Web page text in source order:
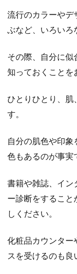
流行のカラーやデ
ぶなど、いろいろ
その際、自分に似
知っておくことを
ひとりひとり、肌
す。
自分の肌色や印
色もあるのが事実
書籍や雑誌、イン
ー診断をするこ
しください。
化粧品カウンター
スを受けるのも良